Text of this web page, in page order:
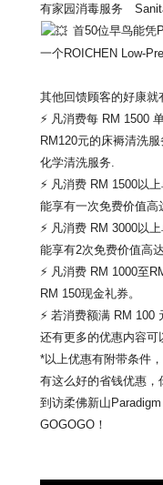
有家园消毒服务
首50位早鸟能凭
一个ROICHEN Low-
其他回馈顾客的好康就
⚡ 凡消费每 RM 1500
RM120元的床褥清洗服
化学清洗服务.
⚡ 凡消费 RM 1500以
能享有一次免费价值高
⚡ 凡消费 RM 3000以
能享有2次免费价值高
⚡ 凡消费 RM 1000至
RM 150现金礼券。
⚡ 若消费额满 RM 100
还有更多的优惠内容可
*以上优惠有附带条件
有这么好的省钱优惠，
到访柔佛新山
GOGOGO！